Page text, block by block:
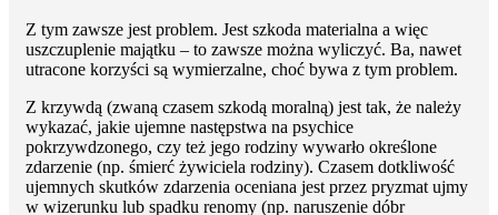
Z tym zawsze jest problem. Jest szkoda materialna a więc
uszczuplenie majątku – to zawsze można wyliczyć. Ba, nawet
utracone korzyści są wymierzalne, choć bywa z tym problem.
Z krzywdą (zwaną czasem szkodą moralną) jest tak, że należy
wykazać, jakie ujemne następstwa na psychice
pokrzywdzonego, czy też jego rodziny wywarło określone
zdarzenie (np. śmierć żywiciela rodziny). Czasem dotkliwość
ujemnych skutków zdarzenia oceniana jest przez pryzmat ujmy
w wizerunku lub spadku renomy (np. naruszenie dóbr